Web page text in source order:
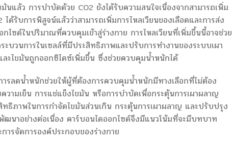
นแล้ว การบำบัดด้วย CO2 ยังได้รับความสนใจเนื่องจากสามารถเพิ่ม
รับการพิสูจน์แล้วว่าสามารถเพิ่มการไหลเวียนของเลือดและการส่ง
กไซด์ในปริมาณที่ควบคุมเข้าสู่ร่างกาย การไหลเวียนที่เพิ่มขึ้นนี้อาจช่วย
ะบวนการในเซลล์ที่มีประสิทธิภาพและปรับการทำงานของระบบเผา
ะไขมันถูกออกซิไดซ์เพิ่มขึ้น ซึ่งช่วยควบคุมน้ำหนักได้
ารลดน้ำหนักช่วยให้ผู้ที่ต้องการควบคุมน้ำหนักมีทางเลือกที่ไม่ต้อง
ามเย็น การแช่แข็งไขมัน หรือการบำบัดเพื่อกระตุ้นการเผาผลาญ
ธิภาพในการกำจัดไขมันส่วนเกิน กระตุ้นการเผาผลาญ และปรับปรุง
ฒนาอย่างต่อเนื่อง คาร์บอนไดออกไซด์จึงมีแนวโน้มที่จะมีบทบาท
รจัดการองค์ประกอบของร่างกาย